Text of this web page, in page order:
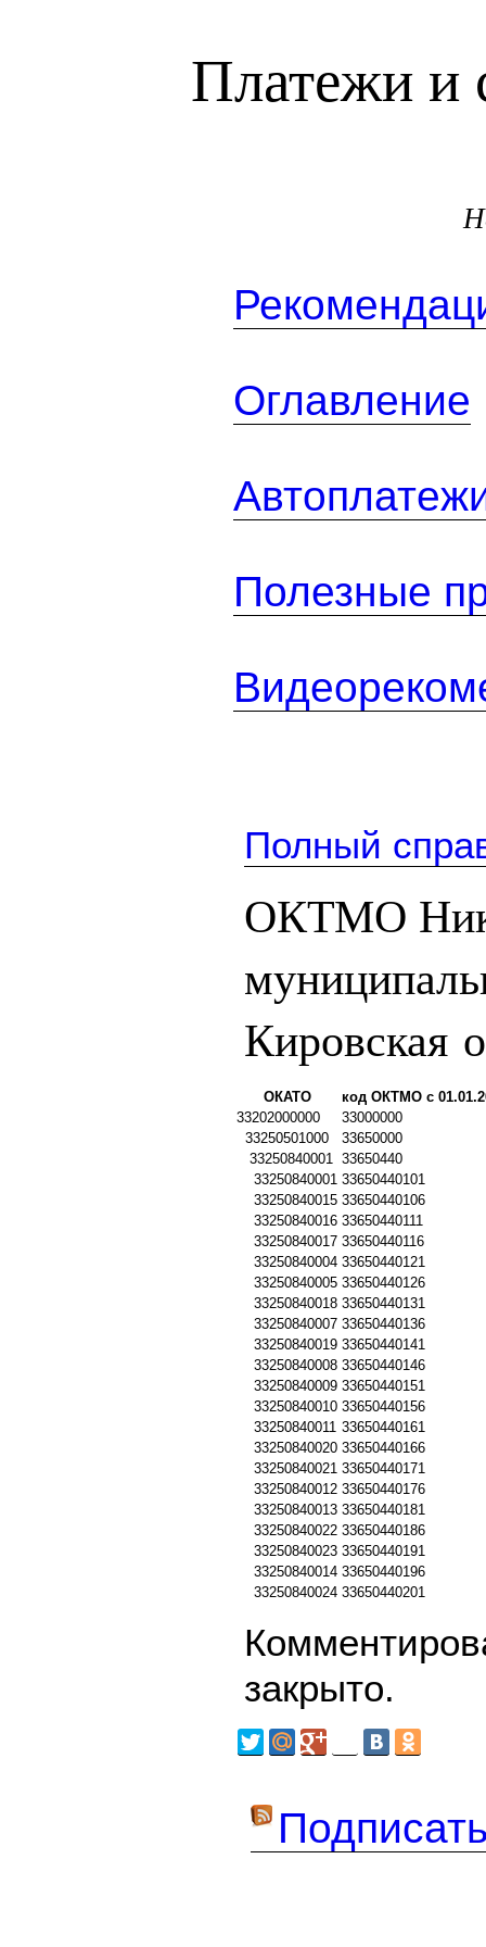
Платежи и
Оглавление
Полезные
Полный
ОКТМО
Кировская
ОКАТО
код ОКТМО с
33202000000
33000000
33250501000
33650000
33250840001 33650440
33250840001 33650440101
33250840015 33650440106
33250840016 33650440111
33250840017 33650440116
33250840004 33650440121
33250840005 33650440126
33250840018 33650440131
33250840007 33650440136
33250840019 33650440141
33250840008 33650440146
33250840009 33650440151
33250840010 33650440156
33250840011 33650440161
33250840020 33650440166
33250840021 33650440171
33250840012 33650440176
33250840013 33650440181
33250840022 33650440186
33250840023 33650440191
33250840014 33650440196
33250840024 33650440201
закрыто.